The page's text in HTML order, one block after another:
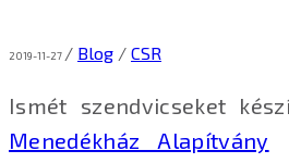
2019-11-27 / Blog / CSR
Ismét szendvicseket
Menedékház Alapítvány